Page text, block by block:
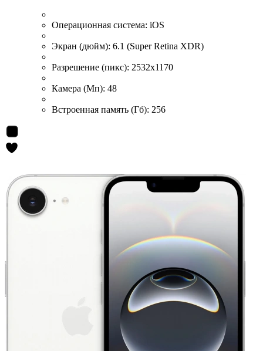
Операционная система: iOS
Экран (дюйм): 6.1 (Super Retina XDR)
Разрешение (пикс): 2532x1170
Камера (Мп): 48
Встроенная память (Гб): 256